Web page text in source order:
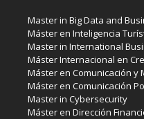
Master in Big Data and
Máster en Inteligencia
Master in International
Máster Internacional en
Máster en Comunicación y
Máster en Comunicación
Master in Cybersecurity
Máster en Dirección